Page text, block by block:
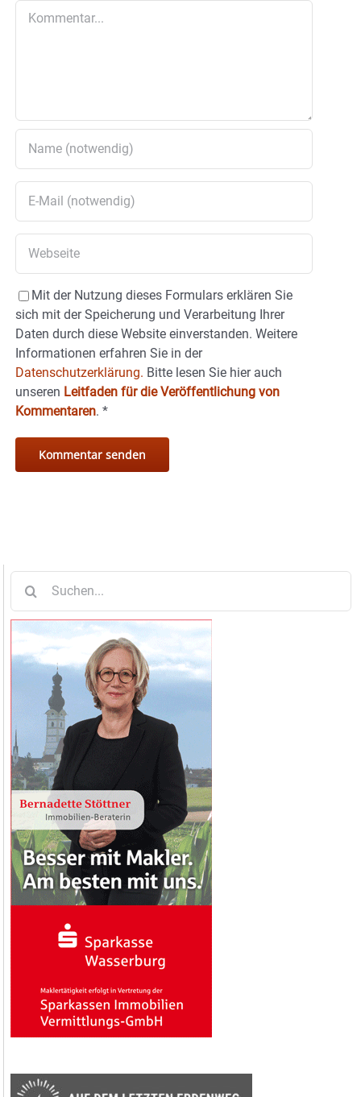
Mit der Nutzung dieses Formulars erklären Sie
sich mit der Speicherung und Verarbeitung Ihrer
Daten durch diese Website einverstanden. Weitere
Informationen erfahren Sie in der
Datenschutzerklärung. Bitte lesen Sie hier auch
unseren Leitfaden für die Veröffentlichung von
Kommentaren. *
nach: